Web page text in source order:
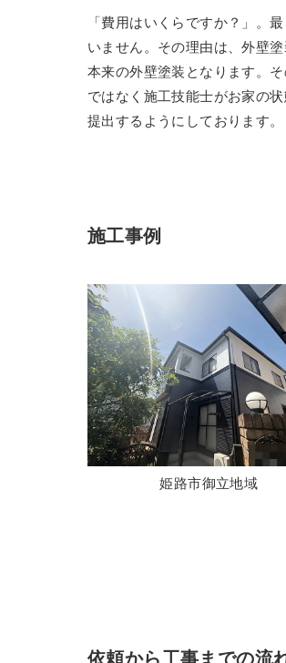
「費用はいくらですか？」。
いません。その理由は、外壁
本来の外壁塗装となります。
ではなく施工技能士がお家の
提出するようにしております。
施工事例
姫路市御立地域
依頼から工事までの流